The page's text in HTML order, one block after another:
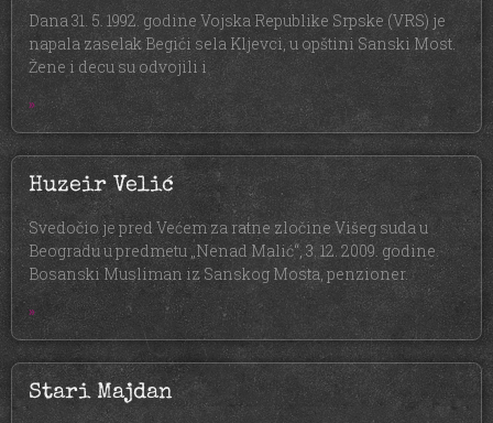
Dana 31. 5. 1992. godine Vojska Republike Srpske (VRS) je
napala zaselak Begići sela Kljevci, u opštini Sanski Most.
Žene i decu su odvojili i
»
Huzeir Velić
Svedočio je pred Većem za ratne zločine Višeg suda u
Beogradu u predmetu „Nenad Malić“, 3. 12. 2009. godine.
Bosanski Musliman iz Sanskog Mosta, penzioner.
»
Stari Majdan